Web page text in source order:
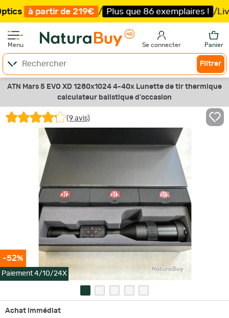
partir de 219€ / Plus que 86 exemplaires ! /Livraison
Menu Se connecter Panier
Filtrer
ATN Mars 5 EVO XD 1280x1024 4-40x Lunette de tir thermique
calculateur balistique d'occasion
(9 avis)
-52%
Paiement 4/10/24X
Achat immédiat